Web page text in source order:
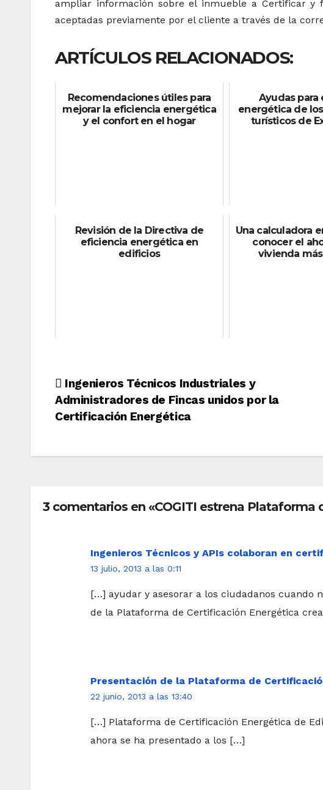
ampliar información sobre el inmueble a Certificar y
aceptadas previamente por el cliente a través de la
ARTÍCULOS RELACIONADOS:
Recomendaciones útiles para
mejorar la eficiencia energética
y el confort en el hogar
Ayudas para
energética de
turísticos de
Revisión de la Directiva de
eficiencia energética en
edificios
Una calculadora
conocer el
vivienda
Navegación
de
Ingenieros Técnicos Industriales y
Administradores de Fincas unidos por la
Certificación Energética
3 comentarios en «COGITI estrena
Ingenieros Técnicos y APIs colaboran en
13 julio, 2013 a las 0:11
[…] ayudar y asesorar a los ciudadanos cuando
de la Plataforma de Certificación Energética
Presentación de la Plataforma de
22 junio, 2013 a las 13:40
[…] Plataforma de Certificación Energética de
ahora se ha presentado a los […]